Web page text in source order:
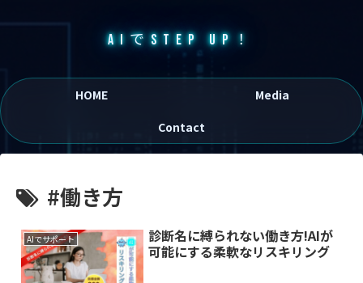
AIでSTEP UP！
HOME
Media
Contact
#働き方
AIでサポート
診断名に縛られない働き方!AIが
可能にする柔軟なリスキリング